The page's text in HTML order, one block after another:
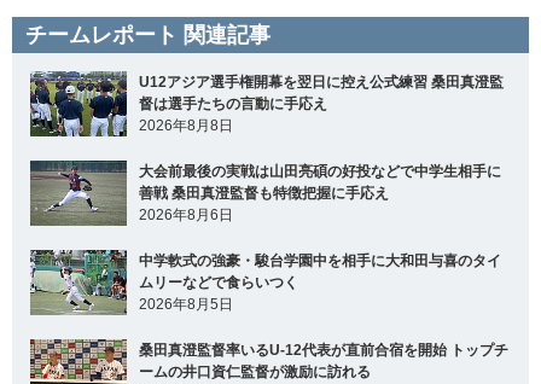
チームレポート 関連記事
U12アジア選手権開幕を翌日に控え公式練習 桑田真澄監
督は選手たちの言動に手応え
2026年8月8日
大会前最後の実戦は山田亮碩の好投などで中学生相手に
善戦 桑田真澄監督も特徴把握に手応え
2026年8月6日
中学軟式の強豪・駿台学園中を相手に大和田与喜のタイ
ムリーなどで食らいつく
2026年8月5日
桑田真澄監督率いるU-12代表が直前合宿を開始 トップチ
ームの井口資仁監督が激励に訪れる